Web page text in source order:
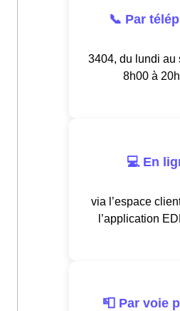
📞 Par
3404, du lundi au
8h00 à
💻 En
via l’espace
l’application
📮 Par voie